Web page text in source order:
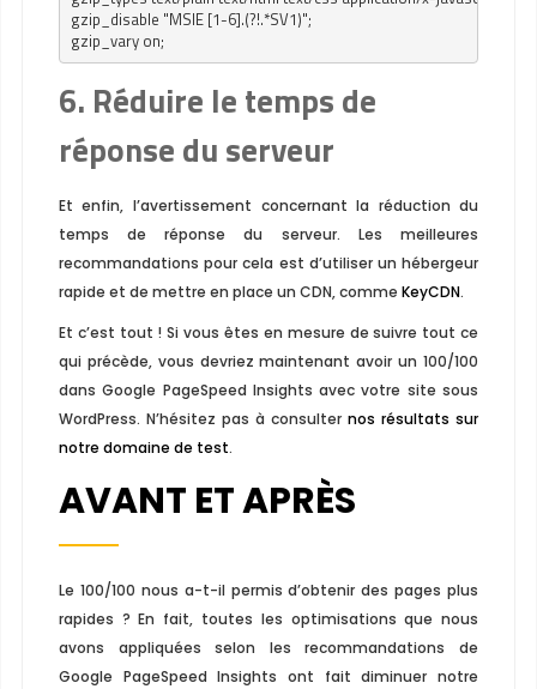
gzip_disable "MSIE [1-6].(?!.*SV1)";
gzip_vary on;
6. Réduire le temps de
réponse du serveur
Et enfin, l’avertissement concernant la réduction du
temps de réponse du serveur. Les meilleures
recommandations pour cela est d’utiliser un hébergeur
rapide et de mettre en place un CDN, comme KeyCDN.
Et c’est tout ! Si vous êtes en mesure de suivre tout ce
qui précède, vous devriez maintenant avoir un 100/100
dans Google PageSpeed Insights ​​avec votre site sous
WordPress. N’hésitez pas à consulternos résultats sur
notre domaine de test.
AVANT ET APRÈS
Le 100/100 nous a-t-il permis d’obtenir des pages plus
rapides ? En fait, toutes les optimisations que nous
avons appliquées selon les recommandations de
Google PageSpeed Insights ​​ont fait diminuer notre